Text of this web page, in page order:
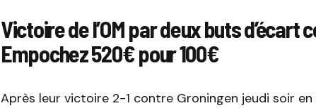
Victoire de l’OM par deux buts d’écart
Empochez 520€ pour 100€
Après leur victoire 2-1 contre Groningen jeudi soir en